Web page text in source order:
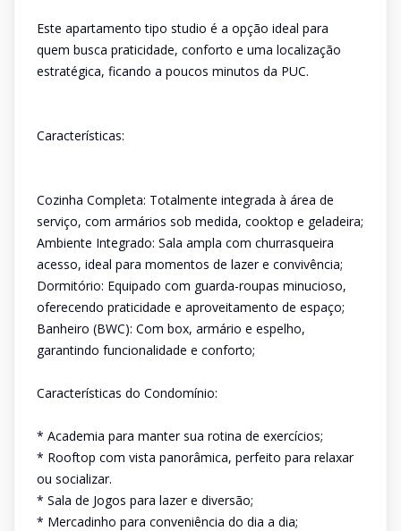
Este apartamento tipo studio é a opção ideal para
quem busca praticidade, conforto e uma localização
estratégica, ficando a poucos minutos da PUC.
Características:
Cozinha Completa: Totalmente integrada à área de
serviço, com armários sob medida, cooktop e geladeira;
Ambiente Integrado: Sala ampla com churrasqueira
acesso, ideal para momentos de lazer e convivência;
Dormitório: Equipado com guarda-roupas minucioso,
oferecendo praticidade e aproveitamento de espaço;
Banheiro (BWC): Com box, armário e espelho,
garantindo funcionalidade e conforto;
Características do Condomínio:
* Academia para manter sua rotina de exercícios;
* Rooftop com vista panorâmica, perfeito para relaxar
ou socializar.
* Sala de Jogos para lazer e diversão;
* Mercadinho para conveniência do dia a dia;